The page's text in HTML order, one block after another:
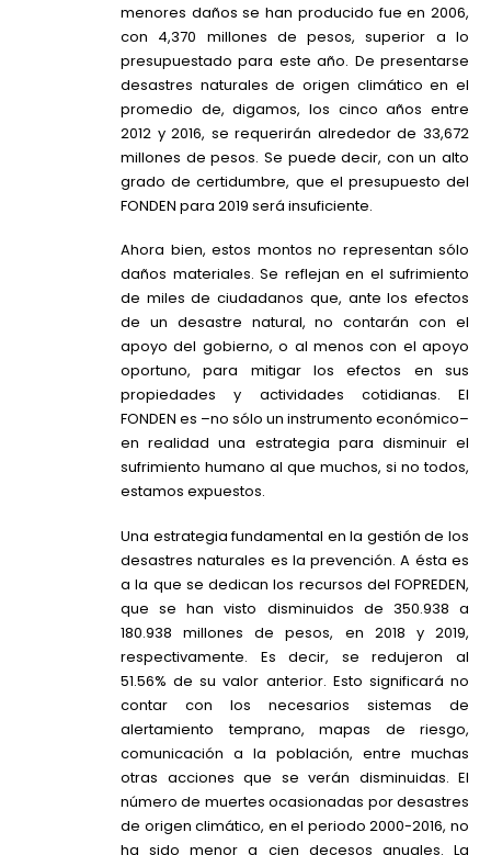
menores daños se han producido fue en 2006,
con 4,370 millones de pesos, superior a lo
presupuestado para este año. De presentarse
desastres naturales de origen climático en el
promedio de, digamos, los cinco años entre
2012 y 2016, se requerirán alrededor de 33,672
millones de pesos. Se puede decir, con un alto
grado de certidumbre, que el presupuesto del
FONDEN para 2019 será insuficiente.
Ahora bien, estos montos no representan sólo
daños materiales. Se reflejan en el sufrimiento
de miles de ciudadanos que, ante los efectos
de un desastre natural, no contarán con el
apoyo del gobierno, o al menos con el apoyo
oportuno, para mitigar los efectos en sus
propiedades y actividades cotidianas. El
FONDEN es –no sólo un instrumento económico–
en realidad una estrategia para disminuir el
sufrimiento humano al que muchos, si no todos,
estamos expuestos.
Una estrategia fundamental en la gestión de los
desastres naturales es la prevención. A ésta es
a la que se dedican los recursos del FOPREDEN,
que se han visto disminuidos de 350.938 a
180.938 millones de pesos, en 2018 y 2019,
respectivamente. Es decir, se redujeron al
51.56% de su valor anterior. Esto significará no
contar con los necesarios sistemas de
alertamiento temprano, mapas de riesgo,
comunicación a la población, entre muchas
otras acciones que se verán disminuidas. El
número de muertes ocasionadas por desastres
de origen climático, en el periodo 2000-2016, no
ha sido menor a cien decesos anuales. La